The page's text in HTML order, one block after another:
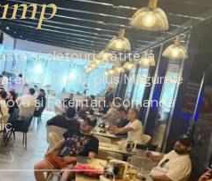
și platouri, gătite la
4, 5 și 6, plus Măgurele
și Ferentari. Comandă